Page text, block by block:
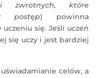
zwrotnych, które
postęp) powinna
się. Jeśli uczeń
się uczy i jest bardziej
uświadamianie celów, a